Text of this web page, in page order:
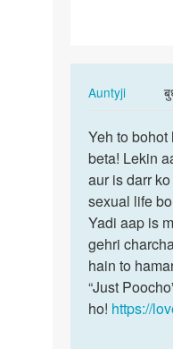
AuntyjiIn
to
Humko
harash
Kiya…
by
Karan
raj
Yeh
to
bohot
hee
anany
hua…
Yeh to
beta! Lekin
aur is darr
sexual life
Yadi aap is
gehri
hain to
“Just
ho! https://